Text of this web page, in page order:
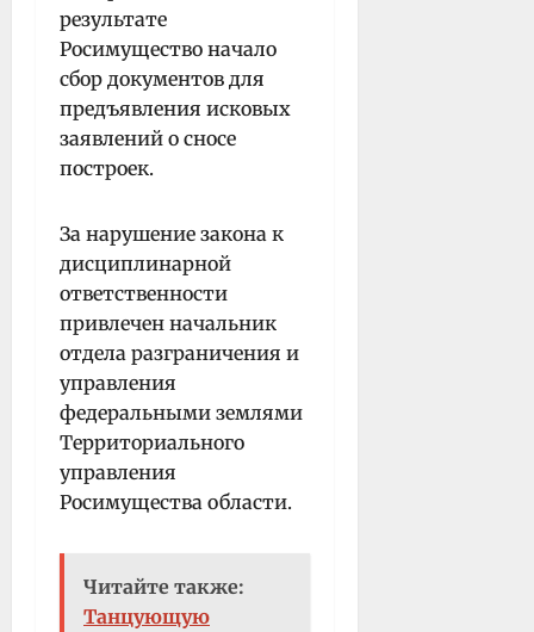
результате
Росимущество начало
сбор документов для
предъявления исковых
заявлений о сносе
построек.
За нарушение закона к
дисциплинарной
ответственности
привлечен начальник
отдела разграничения и
управления
федеральными землями
Территориального
управления
Росимущества области.
Читайте также:
Танцующую